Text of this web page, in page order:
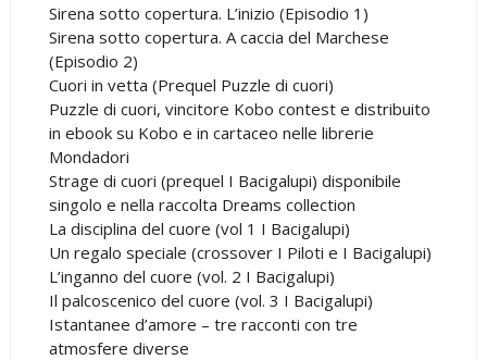
Sirena sotto copertura. L’inizio (Episodio 1)
Sirena sotto copertura. A caccia del Marchese
(Episodio 2)
Cuori in vetta (Prequel Puzzle di cuori)
Puzzle di cuori, vincitore Kobo contest e distribuito
in ebook su Kobo e in cartaceo nelle librerie
Mondadori
Strage di cuori (prequel I Bacigalupi) disponibile
singolo e nella raccolta Dreams collection
La disciplina del cuore (vol 1 I Bacigalupi)
Un regalo speciale (crossover I Piloti e I Bacigalupi)
L’inganno del cuore (vol. 2 I Bacigalupi)
Il palcoscenico del cuore (vol. 3 I Bacigalupi)
Istantanee d’amore – tre racconti con tre
atmosfere diverse